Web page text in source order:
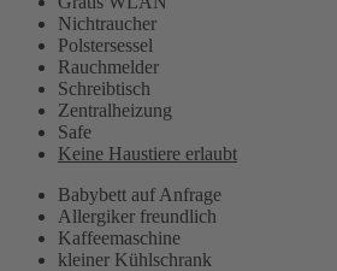
Nichtraucher
Polstersessel
Rauchmelder
Schreibtisch
Zentralheizung
Safe
Keine Haustiere erlaubt
Babybett auf Anfrage
Allergiker freundlich
Kaffeemaschine
kleiner Kühlschrank